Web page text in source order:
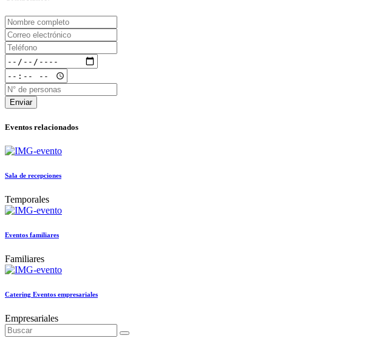
Enviar
Eventos relacionados
Sala de recepciones
Temporales
Eventos familiares
Familiares
Catering Eventos empresariales
Empresariales